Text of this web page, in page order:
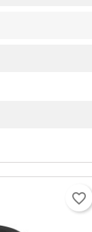
favorite_border